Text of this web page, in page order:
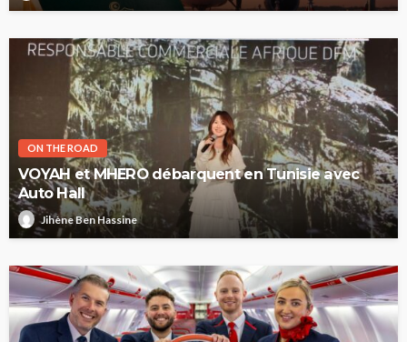
ON THE ROAD
VOYAH et MHERO débarquent en Tunisie avec
Auto Hall
Jihène Ben Hassine